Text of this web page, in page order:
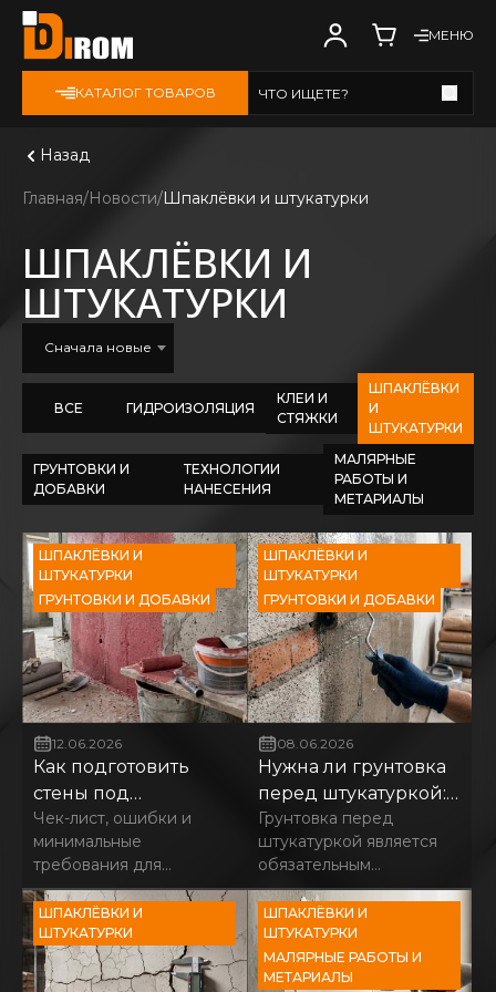
МЕНЮ
КАТАЛОГ ТОВАРОВ ЧТО ИЩЕТЕ?
Назад
Главная Новости Шпаклёвки и штукатурки
ШПАКЛЁВКИ И
ШТУКАТУРКИ
ВСЕ ГИДРОИЗОЛЯЦИЯ
КЛЕИ И
СТЯЖКИ
ШПАКЛЁВКИ
И
ШТУКАТУРКИ
ГРУНТОВКИ И
ДОБАВКИ
ТЕХНОЛОГИИ
НАНЕСЕНИЯ
МАЛЯРНЫЕ
РАБОТЫ И
МЕТАРИАЛЫ
Сначала новые
ШПАКЛЁВКИ И
ШТУКАТУРКИ
ГРУНТОВКИ И ДОБАВКИ
12.06.2026
Как подготовить
стены под
штукатурку
Чек-лист, ошибки и
минимальные
требования для
подготовки стен под
штукатурку
ШПАКЛЁВКИ И
ШТУКАТУРКИ
ГРУНТОВКИ И ДОБАВКИ
08.06.2026
Нужна ли грунтовка
перед штукатуркой:
Экспертный разбор
Грунтовка перед
штукатуркой является
обязательным
технологическим этапом
для большинства
поверхностей. Она
выполняет три
критические функции:
ШПАКЛЁВКИ И
ШТУКАТУРКИ
ШПАКЛЁВКИ И
ШТУКАТУРКИ
МАЛЯРНЫЕ РАБОТЫ И
МЕТАРИАЛЫ